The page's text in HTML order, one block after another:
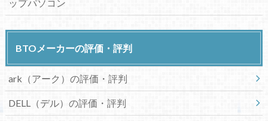
ップパソコン
BTOメーカーの評価・評判
ark（アーク）の評価・評判
DELL（デル）の評価・評判